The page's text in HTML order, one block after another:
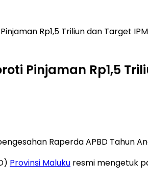
Rp1,5 Triliun dan Target IPM
Pinjaman Rp1,5
Raperda APBD Tahun
Provinsi Maluku resmi mengetuk